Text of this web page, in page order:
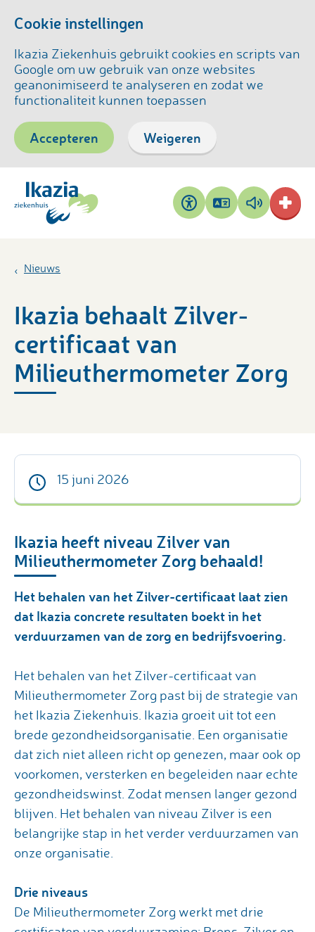
Cookie instellingen
Ikazia Ziekenhuis gebruikt cookies en scripts van
Google om uw gebruik van onze websites
geanonimiseerd te analyseren en zodat we
functionaliteit kunnen toepassen
Accepteren Weigeren
Toegankelijkheid
Pagina
vertalen
Pagina
voorlezen
Nieuws
Ikazia behaalt Zilver-
certificaat van
Milieuthermometer Zorg
15 juni 2026
Ikazia heeft niveau Zilver van
Milieuthermometer Zorg behaald!
Het behalen van het Zilver-certificaat laat zien
dat Ikazia concrete resultaten boekt in het
verduurzamen van de zorg en bedrijfsvoering.
Het behalen van het Zilver-certificaat van
Milieuthermometer Zorg past bij de strategie van
het Ikazia Ziekenhuis. Ikazia groeit uit tot een
brede gezondheidsorganisatie. Een organisatie
dat zich niet alleen richt op genezen, maar ook op
voorkomen, versterken en begeleiden naar echte
gezondheidswinst. Zodat mensen langer gezond
blijven. Het behalen van niveau Zilver is een
belangrijke stap in het verder verduurzamen van
onze organisatie.
Drie niveaus
De Milieuthermometer Zorg werkt met drie